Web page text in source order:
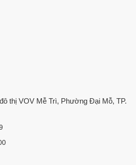
thị VOV Mễ Trì, Phường Đại Mỗ, TP.